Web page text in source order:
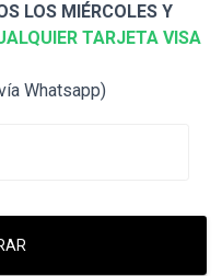
LOS MIÉRCOLES Y
TARJETA VISA
Whatsapp)